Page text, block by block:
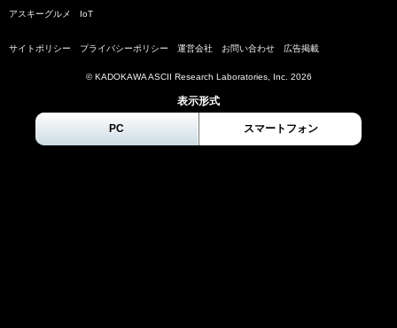
アスキーグルメ IoT
サイトポリシー プライバシーポリシー 運営会社 お問い合わせ 広告掲載
© KADOKAWA ASCII Research Laboratories, Inc. 2026
表示形式
PC スマートフォン